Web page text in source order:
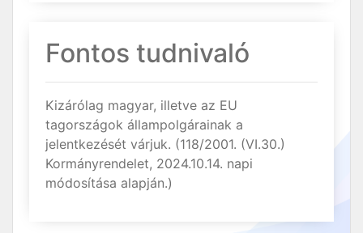
Fontos tudnivaló
Kizárólag magyar, illetve az EU
tagországok állampolgárainak a
jelentkezését várjuk. (118/2001. (VI.30.)
Kormányrendelet, 2024.10.14. napi
módosítása alapján.)